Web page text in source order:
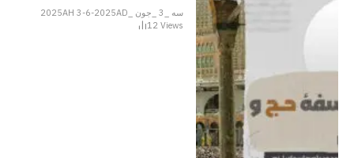
سه _3 _جون _2025AH 3-6-2025AD
12Views